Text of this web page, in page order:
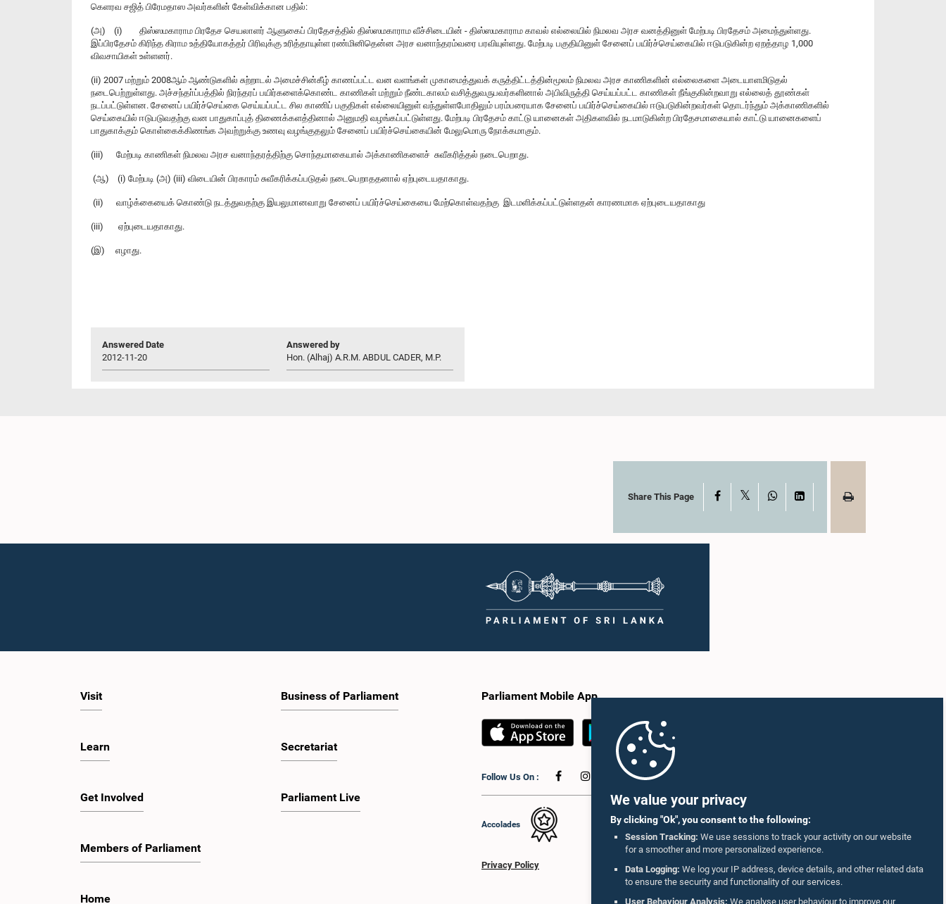
We value your privacy
By clicking "Ok", you consent to the following:
Session Tracking: We use sessions to track your activity on our website
for a smoother and more personalized experience.
Data Logging: We log your IP address, device details, and other related data
to ensure the security and functionality of our services.
User Behaviour Analysis: We analyse user behaviour to improve our
கெளரவ சஜித் பிரேமதாஸ அவர்களின் கேள்விக்கான பதில்:
(அ) (i) திஸ்ஸமகாராம பிரதேச செயலாளர் ஆளுகைப் பிரதேசத்தில் திஸ்ஸமகாராம வீச்சிடையின் - திஸ்ஸமகாராம காவல் எல்லையில் நிமலவ அரச வனத்தினுள் மேற்படி பிரதேசம் அமைந்துள்ளது.
இப்பிரதேசம் கிரிந்த கிராம உத்தியோகத்தர் பிரிவுக்கு உரித்தாயுள்ள ரண்மினிதென்ன அரச வனாந்தரம்வரை பரவியுள்ளது. மேற்படி பகுதியினுள் சேனைப் பயிர்ச்செய்கையில் ஈடுபடுகின்ற ஏறத்தாழ 1,000
விவசாயிகள் உள்ளனர்.
(ii) 2007 மற்றும் 2008ஆம் ஆண்டுகளில் சுற்றாடல் அமைச்சின்கீழ் காணப்பட்ட வன வளங்கள் முகாமைத்துவக் கருத்திட்டத்தின்மூலம் நிமலவ அரச காணிகளின் எல்லைகளை அடையாளமிடுதல்
நடைபெற்றுள்ளது. அச்சந்தா்ப்பத்தில் நிரந்தரப் பயிர்களைக்கொண்ட காணிகள் மற்றும் நீண்டகாலம் வசித்துவருபவர்களினால் அபிவிருத்தி செய்யப்பட்ட காணிகள் நீங்குகின்றவாறு எல்லைத் தூண்கள்
நடப்பட்டுள்ளன. சேனைப் பயிர்ச்செய்கை செய்யப்பட்ட சில காணிப் பகுதிகள் எல்லையினுள் வந்துள்ளபோதிலும் பரம்பரையாக சேனைப் பயிர்ச்செய்கையில் ஈடுபடுகின்றவர்கள் தொடர்ந்தும் அக்காணிகளில்
செய்கையில் ஈடுபடுவதற்கு வன பாதுகாப்புத் திணைக்களத்தினால் அனுமதி வழங்கப்பட்டுள்ளது. மேற்படி பிரதேசம் காட்டு யானைகள் அதிகளவில் நடமாடுகின்ற பிரதேசமாகையால் காட்டு யானைகளைப்
பாதுகாக்கும் கொள்கைக்கிணங்க அவற்றுக்கு உணவு வழங்குதலும் சேனைப் பயிர்ச்செய்கையின் மேலுமொரு நோக்கமாகும்.
(iii) மேற்படி காணிகள் நிமலவ அரச வனாந்தரத்திற்கு சொந்தமாகையால் அக்காணிகளைச் சுவீகரித்தல் நடைபெறாது.
(ஆ) (i) மேற்படி (அ) (iii) விடையின் பிரகாரம் சுவீகரிக்கப்படுதல் நடைபெறாததனால் ஏற்புடையதாகாது.
(ii) வாழ்க்கையைக் கொண்டு நடத்துவதற்கு இயலுமானவாறு சேனைப் பயிர்ச்செய்கையை மேற்கொள்வதற்கு இடமளிக்கப்பட்டுள்ளதன் காரணமாக ஏற்புடையதாகாது
(iii) ஏற்புடையதாகாது.
(இ) எழாது.
Answered Date
2012-11-20
Answered by
Hon. (Alhaj) A.R.M. ABDUL CADER, M.P.
Share This Page Facebook WhatsAppLinkedIn
Visit
Learn
Get Involved
Members of Parliament
Home
Business of Parliament
Secretariat
Parliament Live
Parliament Mobile App
Follow Us On :
Accolades
Privacy Policy